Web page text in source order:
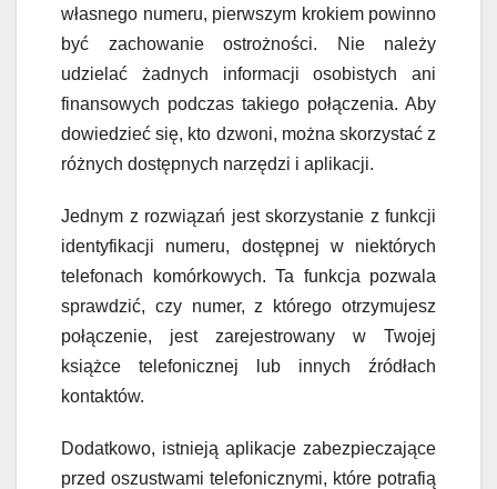
własnego numeru, pierwszym krokiem powinno
być zachowanie ostrożności. Nie należy
udzielać żadnych informacji osobistych ani
finansowych podczas takiego połączenia. Aby
dowiedzieć się, kto dzwoni, można skorzystać z
różnych dostępnych narzędzi i aplikacji.
Jednym z rozwiązań jest skorzystanie z funkcji
identyfikacji numeru, dostępnej w niektórych
telefonach komórkowych. Ta funkcja pozwala
sprawdzić, czy numer, z którego otrzymujesz
połączenie, jest zarejestrowany w Twojej
książce telefonicznej lub innych źródłach
kontaktów.
Dodatkowo, istnieją aplikacje zabezpieczające
przed oszustwami telefonicznymi, które potrafią